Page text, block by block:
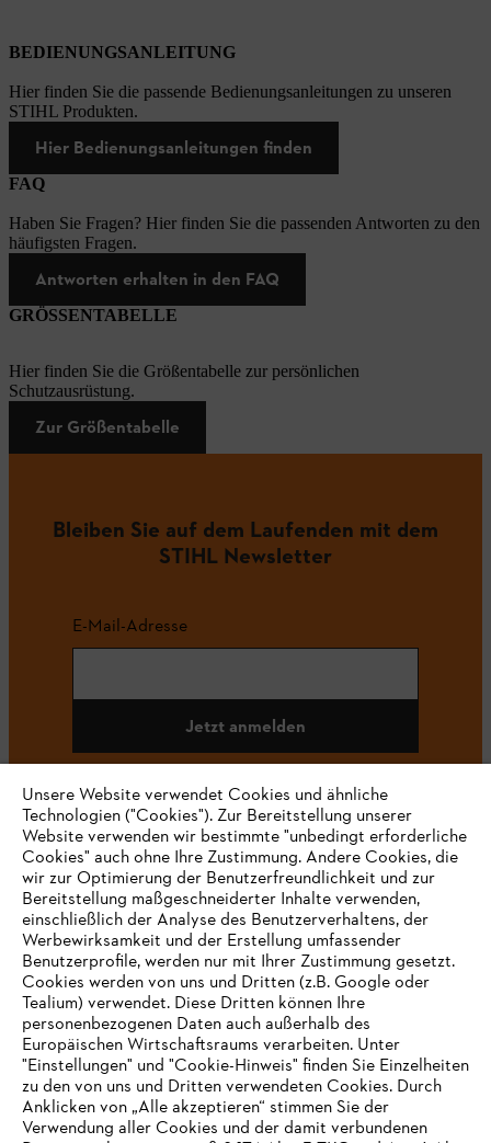
BEDIENUNGSANLEITUNG
Hier finden Sie die passende Bedienungsanleitungen zu unseren
STIHL Produkten.
Hier Bedienungsanleitungen finden
FAQ
Haben Sie Fragen? Hier finden Sie die passenden Antworten zu den
häufigsten Fragen.
Antworten erhalten in den FAQ
GRÖSSENTABELLE
Hier finden Sie die Größentabelle zur persönlichen
Schutzausrüstung.
Zur Größentabelle
Bleiben Sie auf dem Laufenden mit dem
STIHL Newsletter
E-Mail-Adresse
Jetzt anmelden
#STIHL
Unternehmen
Häufig gestellte Fragen
Unsere Website verwendet Cookies und ähnliche
Technologien ("Cookies"). Zur Bereitstellung unserer
Website verwenden wir bestimmte "unbedingt erforderliche
Cookies" auch ohne Ihre Zustimmung. Andere Cookies, die
wir zur Optimierung der Benutzerfreundlichkeit und zur
Bereitstellung maßgeschneiderter Inhalte verwenden,
einschließlich der Analyse des Benutzerverhaltens, der
Werbewirksamkeit und der Erstellung umfassender
Benutzerprofile, werden nur mit Ihrer Zustimmung gesetzt.
Cookies werden von uns und Dritten (z.B. Google oder
Tealium) verwendet. Diese Dritten können Ihre
personenbezogenen Daten auch außerhalb des
Europäischen Wirtschaftsraums verarbeiten. Unter
"Einstellungen" und "Cookie-Hinweis" finden Sie Einzelheiten
zu den von uns und Dritten verwendeten Cookies. Durch
Anklicken von „Alle akzeptieren“ stimmen Sie der
Verwendung aller Cookies und der damit verbundenen